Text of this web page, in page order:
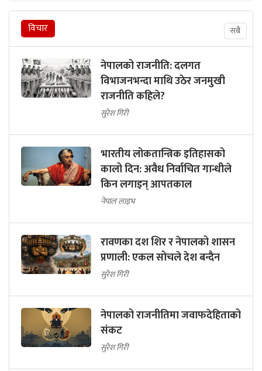
विचार सबै
नेपालको राजनीति: दलगत
विभाजनभन्दा माथि उठेर जनमुखी
राजनीति कहिले?
सुरेश गिरी
भारतीय लोकतान्त्रिक इतिहासको
कालो दिन: अवैध निर्वाचित गान्धीले
किन लगाइन् आपतकाल
नेपाल लाइभ
रावणका दश शिर र नेपालको शासन
प्रणाली: एकल सोचले देश बन्दैन
सुरेश गिरी
नेपालको राजनीतिमा जवाफदेहिताको
संकट
सुरेश गिरी